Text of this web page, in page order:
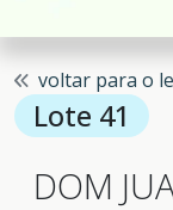
voltar para o
Lote 41
DOM